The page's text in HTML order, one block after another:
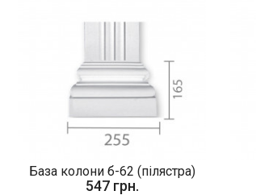
База колони б-62 (пілястра)
547 грн.